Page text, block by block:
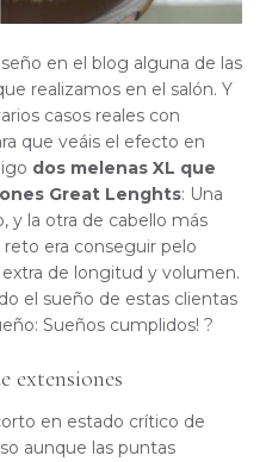
en el blog alguna de las
realizamos en el salón. Y
casos reales con
que veáis el efecto en
dos melenas XL que
Great Lenghts: Una
y la otra de cabello más
era conseguir pelo
de longitud y volumen.
el sueño de estas clientas
Sueños cumplidos! ?
extensiones
en estado crítico de
aunque las puntas